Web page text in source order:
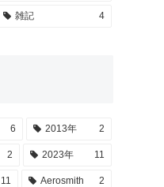
雑記 4
6 2013年 2
2 2023年 11
11 Aerosmith 2